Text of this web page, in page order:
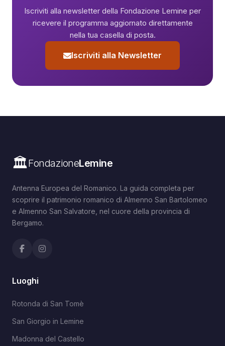
Iscriviti alla newsletter della Fondazione Lemine per
ricevere il programma aggiornato direttamente
nella tua casella di posta.
Iscriviti alla Newsletter
🏛️FondazioneLemine
Antenna Europea del Romanico. La guida completa per
scoprire il patrimonio romanico di Almenno San Bartolomeo
e Almenno San Salvatore, nel cuore della provincia di
Bergamo.
Luoghi
Rotonda di San Tomè
San Giorgio in Lemine
Madonna del Castello